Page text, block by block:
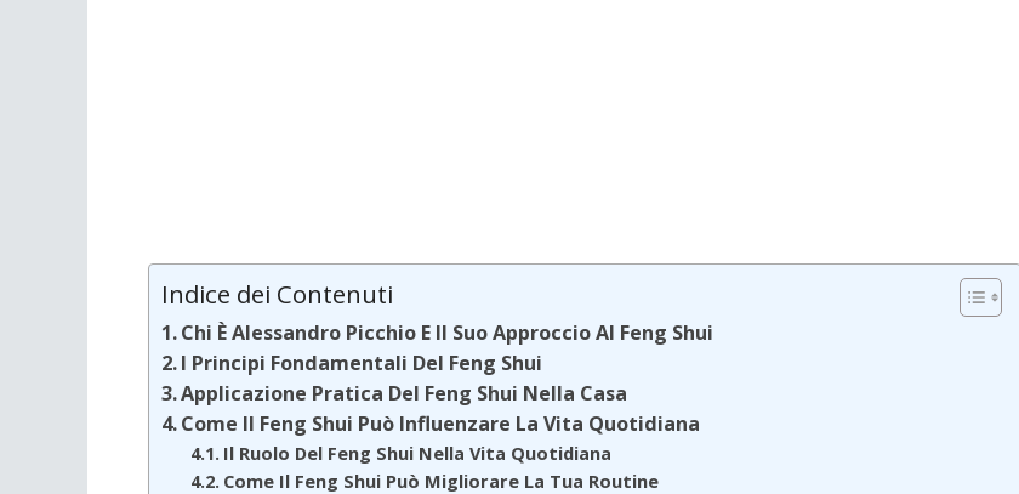
Indice dei Contenuti
Chi È Alessandro Picchio E Il Suo Approccio Al Feng Shui
I Principi Fondamentali Del Feng Shui
Applicazione Pratica Del Feng Shui Nella Casa
Come Il Feng Shui Può Influenzare La Vita Quotidiana
Il Ruolo Del Feng Shui Nella Vita Quotidiana
Come Il Feng Shui Può Migliorare La Tua Routine